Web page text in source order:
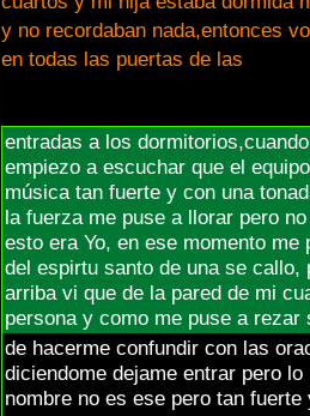
y no recordaban nada,entonces
en todas las puertas de las
entradas a los
empiezo a escuchar que el
música tan fuerte y con una
la fuerza me puse a llorar pero
esto era Yo, en ese momento
del espirtu santo de una se
arriba vi que de la pared de mi
persona y como me puse a
de hacerme confundir con las
diciendome dejame entrar pero
nombre no es ese pero tan